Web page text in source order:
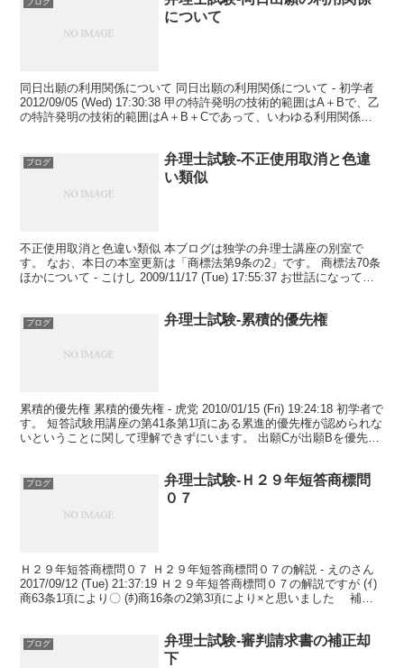
ブログ
について
同日出願の利用関係について 同日出願の利用関係について - 初学者
2012/09/05 (Wed) 17:30:38 甲の特許発明の技術的範囲はA＋Bで、乙
の特許発明の技術的範囲はA＋B＋Cであって、いわゆる利用関係に
ブログ
弁理士試験-不正使用取消と色違
い類似
不正使用取消と色違い類似 本ブログは独学の弁理士講座の別室で
す。 なお、本日の本室更新は「商標法第9条の2」です。 商標法70条
ほかについて - こけし 2009/11/17 (Tue) 17:55:37 お世話になってお
ブログ 弁理士試験-累積的優先権
累積的優先権 累積的優先権 - 虎党 2010/01/15 (Fri) 19:24:18 初学者で
す。 短答試験用講座の第41条第1項にある累進的優先権が認められな
いということに関して理解できずにいます。 出願Cが出願Bを優先権
ブログ
弁理士試験-Ｈ２９年短答商標問
０７
Ｈ２９年短答商標問０７ Ｈ２９年短答商標問０７の解説 - えのさん
2017/09/12 (Tue) 21:37:19 Ｈ２９年短答商標問０７の解説ですが (ｲ)
商63条1項により〇 (ﾎ)商16条の2第3項により×と思いました 補正
ブログ
弁理士試験-審判請求書の補正却
下